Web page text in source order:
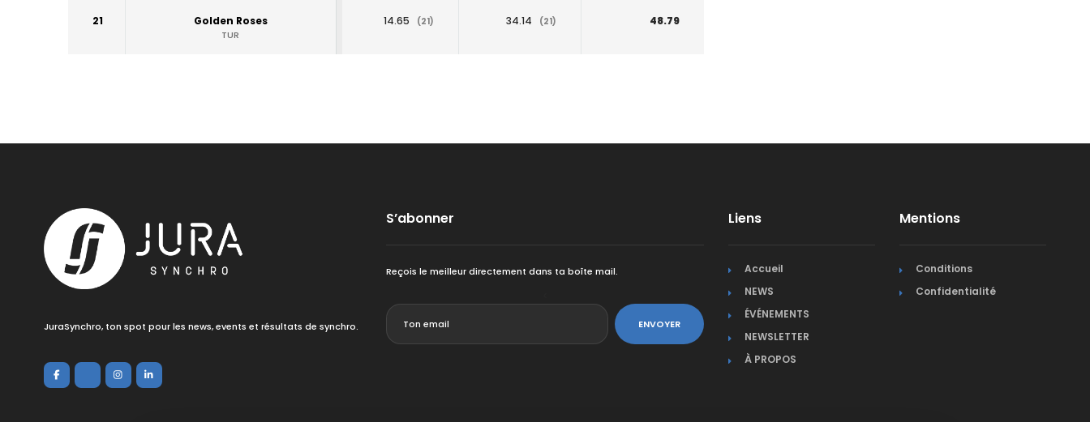
21 Golden Roses
TUR
14.65 (21) 34.14 (21) 48.79
JuraSynchro, ton spot pour les news, events et résultats de synchro.
S’abonner
Reçois le meilleur directement dans ta boîte mail.
ENVOYER
Liens
Accueil
NEWS
ÉVÉNEMENTS
NEWSLETTER
À PROPOS
Mentions
Conditions
Confidentialité